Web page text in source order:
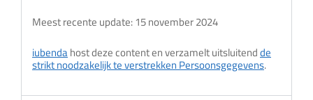
Meest recente update: 15 november 2024
iubendahost deze content en verzamelt uitsluitendde
strikt noodzakelijk te verstrekken Persoonsgegevens.